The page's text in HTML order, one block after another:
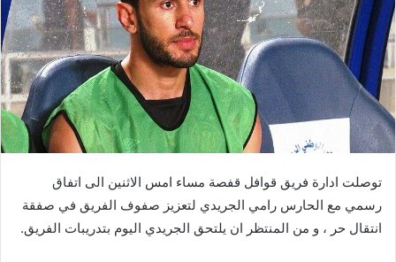
توصلت ادارة فريق قوافل قفصة مساء امس الاثنين الى اتفاق
رسمي مع الحارس رامي الجريدي لتعزيز صفوف الفريق في صفقة
انتقال حر ، و من المنتظر ان يلتحق الجريدي اليوم بتدريبات الفريق.